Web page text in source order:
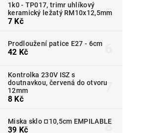
1k0 - TP017, trimr uhlíkový
keramický ležatý RM10x12,5mm
7 Kč
Prodloužení patice E27 - 6cm
42 Kč
Kontrolka 230V ISZ s
doutnavkou, červená do otvoru
12mm
8 Kč
Miska sklo ¤10,5cm EMPILABLE
39 Kč